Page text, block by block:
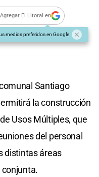
El Litoral en
medios preferidos en Google
Santiago
la construcción
Usos Múltiples, que
del personal
distintas áreas